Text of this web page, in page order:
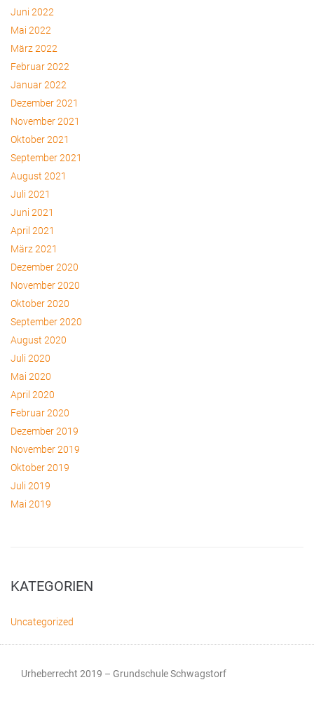
Juni 2022
Mai 2022
März 2022
Februar 2022
Januar 2022
Dezember 2021
November 2021
Oktober 2021
September 2021
August 2021
Juli 2021
Juni 2021
April 2021
März 2021
Dezember 2020
November 2020
Oktober 2020
September 2020
August 2020
Juli 2020
Mai 2020
April 2020
Februar 2020
Dezember 2019
November 2019
Oktober 2019
Juli 2019
Mai 2019
KATEGORIEN
Uncategorized
Urheberrecht 2019 – Grundschule Schwagstorf​